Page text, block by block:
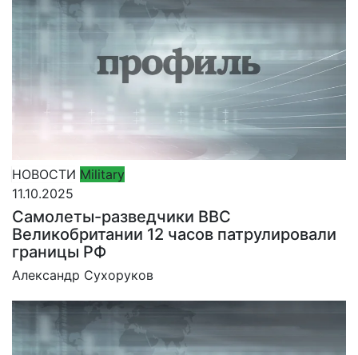
НОВОСТИ Military
11.10.2025
Самолеты-разведчики ВВС
Великобритании 12 часов патрулировали
границы РФ
Александр Сухоруков